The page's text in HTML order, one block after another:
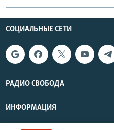
СОЦИАЛЬНЫЕ СЕТИ
РАДИО СВОБОДА
ИНФОРМАЦИЯ